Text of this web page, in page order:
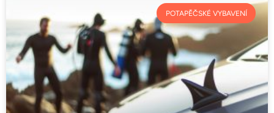
POTAPĚČSKÉ VYBAVENÍ